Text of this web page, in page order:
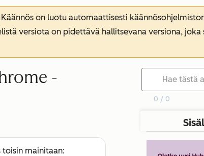
on luotu automaattisesti
versiota on pidettävä hallitsevana versiona, joka
-
toisin mainitaan:
0 / 0